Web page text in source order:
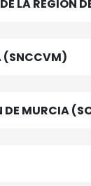
LA REGIÓN
(SNCCVM)
DE MURCIA